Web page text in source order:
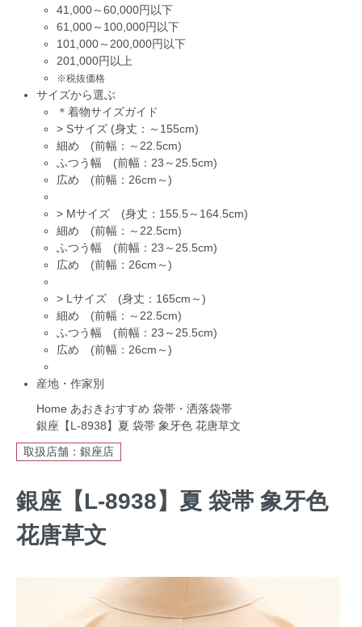
41,000～60,000円以下
61,000～100,000円以下
101,000～200,000円以下
201,000円以上
※税抜価格
サイズから選ぶ
＊着物サイズガイド
> Sサイズ (身丈：～155cm)
細め (前幅：～22.5cm)
ふつう幅 (前幅：23～25.5cm)
広め (前幅：26cm～)
> Mサイズ (身丈：155.5～164.5cm)
細め (前幅：～22.5cm)
ふつう幅 (前幅：23～25.5cm)
広め (前幅：26cm～)
> Lサイズ (身丈：165cm～)
細め (前幅：～22.5cm)
ふつう幅 (前幅：23～25.5cm)
広め (前幅：26cm～)
産地・作家別
Home あおきおすすめ 袋帯・洒落袋帯
銀座【L-8938】夏 袋帯 象牙色 花唐草文
取扱店舗：銀座店
銀座【L-8938】夏 袋帯 象牙色
花唐草文